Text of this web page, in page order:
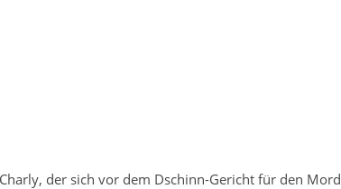
der sich vor dem Dschinn-Gericht für den Mord